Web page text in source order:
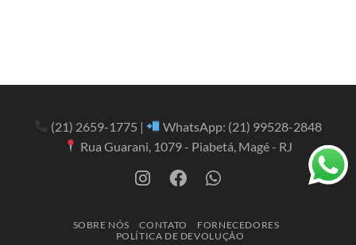
(21) 2659-1775 | WhatsApp: (21) 99528-2848
Rua Guarani, 1079 - Piabetá, Magé - RJ
SOBRE NÓS CONTATO
FORNECEDORES
POLÍTICA DE DEVOLUÇÃO